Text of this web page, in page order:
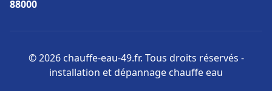
88000
© 2026 chauffe-eau-49.fr. Tous droits réservés -
installation et dépannage chauffe eau